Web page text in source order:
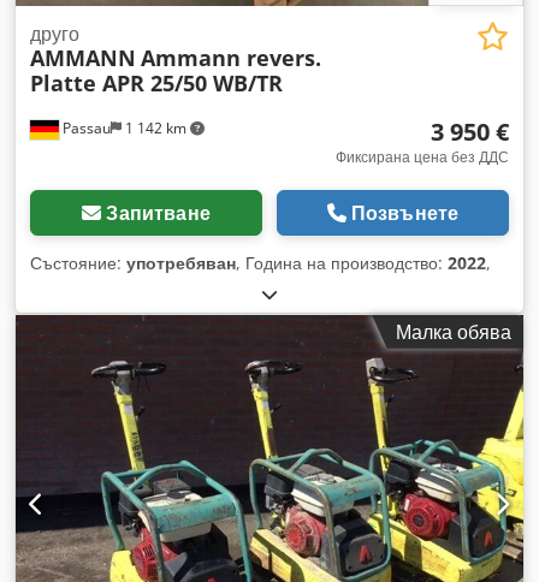
Passau 1 142 km
друго
AMMANN Ammann revers.
Platte APR 25/50 WB/TR
3 950 €
Фиксирана цена без ДДС
Запитване Позвънете
Състояние: употребяван, Година на производство: 2022,
Малка обява